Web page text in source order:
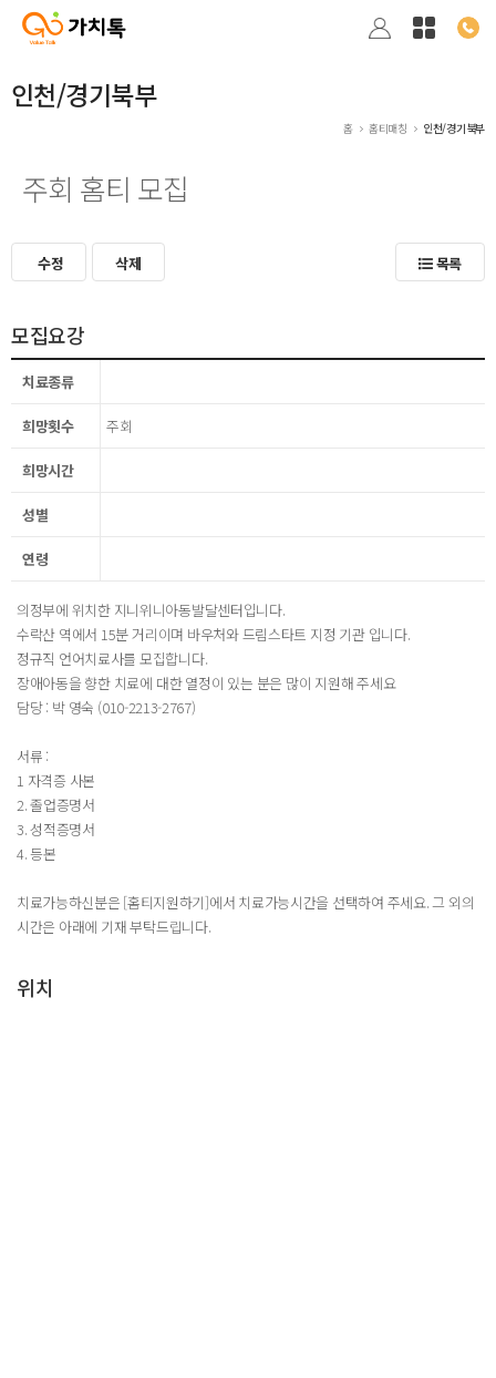
인천/경기북부
홈 홈티매칭 인천/경기북부
주회 홈티 모집
수정 삭제 목록
모집요강
치료종류
희망횟수 주회
희망시간
성별
연령
의정부에 위치한 지니위니아동발달센터입니다.
수락산 역에서 15분 거리이며 바우처와 드림스타트 지정 기관 입니다.
정규직 언어치료사를 모집합니다.
장애아동을 향한 치료에 대한 열정이 있는 분은 많이 지원해 주세요
담당 : 박 영숙 (010-2213-2767)
서류 :
1 자격증 사본
2. 졸업증명서
3. 성적증명서
4. 등본
치료가능하신분은 [홈티지원하기]에서 치료가능시간을 선택하여 주세요. 그 외의
시간은 아래에 기재 부탁드립니다.
위치